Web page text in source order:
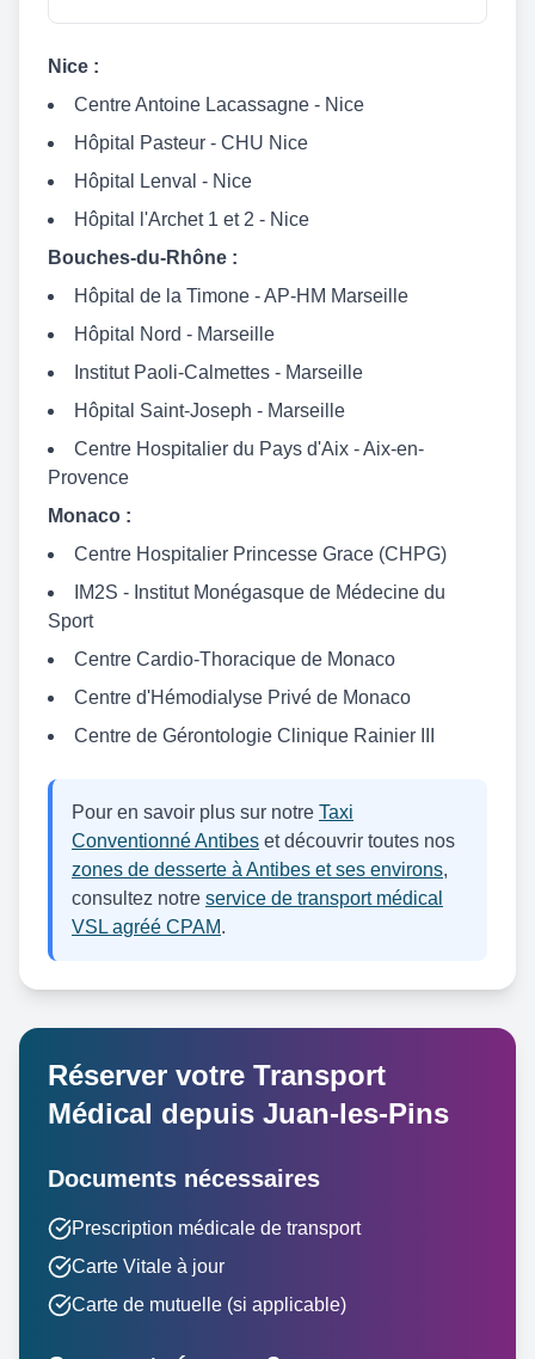
Nice :
Centre Antoine Lacassagne - Nice
Hôpital Pasteur - CHU Nice
Hôpital Lenval - Nice
Hôpital l'Archet 1 et 2 - Nice
Bouches-du-Rhône :
Hôpital de la Timone - AP-HM Marseille
Hôpital Nord - Marseille
Institut Paoli-Calmettes - Marseille
Hôpital Saint-Joseph - Marseille
Centre Hospitalier du Pays d'Aix - Aix-en-
Provence
Monaco :
Centre Hospitalier Princesse Grace (CHPG)
IM2S - Institut Monégasque de Médecine du
Sport
Centre Cardio-Thoracique de Monaco
Centre d'Hémodialyse Privé de Monaco
Centre de Gérontologie Clinique Rainier III
Pour en savoir plus sur notre Taxi
Conventionné Antibes et découvrir toutes nos
zones de desserte à Antibes et ses environs,
consultez notre service de transport médical
VSL agréé CPAM.
Réserver votre Transport
Médical depuis Juan-les-Pins
Documents nécessaires
Prescription médicale de transport
Carte Vitale à jour
Carte de mutuelle (si applicable)